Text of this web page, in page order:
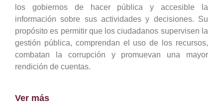
los gobiernos de hacer pública y accesible la
información sobre sus actividades y decisiones. Su
propósito es permitir que los ciudadanos supervisen la
gestión pública, comprendan el uso de los recursos,
combatan la corrupción y promuevan una mayor
rendición de cuentas.
Ver más